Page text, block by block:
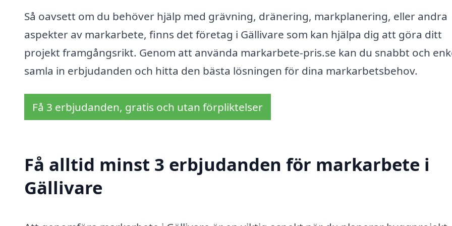
Så oavsett om du behöver hjälp med grävning, dränering, markplanering, eller andra
aspekter av markarbete, finns det företag i Gällivare som kan hjälpa dig att göra ditt
projekt framgångsrikt. Genom att använda markarbete-pris.se kan du snabbt och
samla in erbjudanden och hitta den bästa lösningen för dina markarbetsbehov.
Få 3 erbjudanden, gratis och utan förpliktelser
Få alltid minst 3 erbjudanden för markarbete i
Gällivare